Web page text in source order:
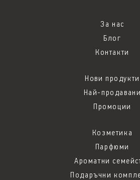
За нас
Блог
Контакти
Нови продукти
Най-продавани
Промоции
Козметика
Парфюми
Ароматни
Подаръчни